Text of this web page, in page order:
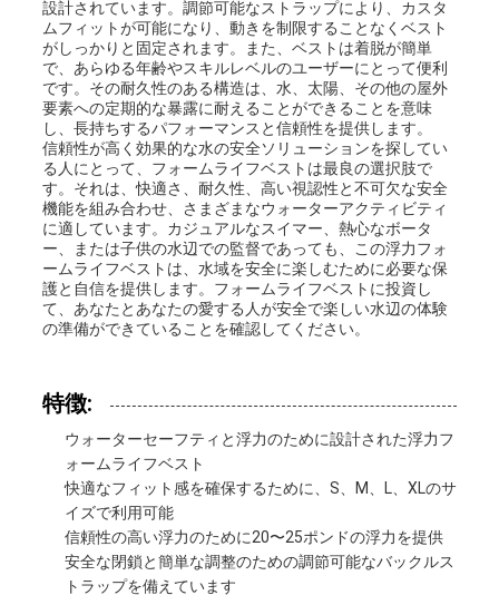
金
を
求
め
て
く
だ
い
設計されています。調節可能なストラップにより、カスタ
ムフィットが可能になり、動きを制限することなくベスト
がしっかりと固定されます。また、ベストは着脱が簡単
で、あらゆる年齢やスキルレベルのユーザーにとって便利
です。その耐久性のある構造は、水、太陽、その他の屋外
要素への定期的な暴露に耐えることができることを意味
し、長持ちするパフォーマンスと信頼性を提供します。
信頼性が高く効果的な水の安全ソリューションを探してい
る人にとって、フォームライフベストは最良の選択肢で
す。それは、快適さ、耐久性、高い視認性と不可欠な安全
機能を組み合わせ、さまざまなウォーターアクティビティ
に適しています。カジュアルなスイマー、熱心なボータ
ー、または子供の水辺での監督であっても、この浮力フォ
ームライフベストは、水域を安全に楽しむために必要な保
護と自信を提供します。フォームライフベストに投資し
て、あなたとあなたの愛する人が安全で楽しい水辺の体験
の準備ができていることを確認してください。
特徴:
ウォーターセーフティと浮力のために設計された浮力フ
ォームライフベスト
快適なフィット感を確保するために、S、M、L、XLのサ
イズで利用可能
信頼性の高い浮力のために20〜25ポンドの浮力を提供
安全な閉鎖と簡単な調整のための調節可能なバックルス
トラップを備えています